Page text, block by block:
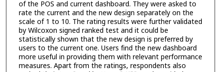
of the POS and current dashboard. They were asked to
rate the current and the new design separately on the
scale of 1 to 10. The rating results were further validated
by Wilcoxon signed ranked test and it could be
statistically shown that the new design is preferred by
users to the current one. Users find the new dashboard
more useful in providing them with relevant performance
measures. Apart from the ratings, respondents also